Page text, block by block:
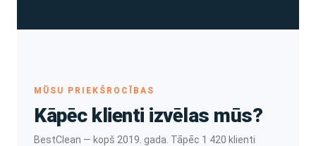
MŪSU PRIEKŠROCĪBAS
Kāpēc klienti izvēlas mūs?
BestClean — kopš 2019. gada. Tāpēc 1 420 klienti